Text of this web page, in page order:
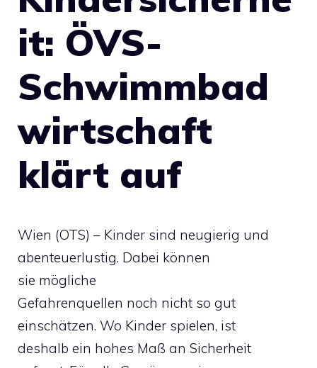
it: ÖVS-
Schwimmbad
wirtschaft
klärt auf
Wien (OTS) – Kinder sind neugierig und
abenteuerlustig. Dabei können
sie mögliche
Gefahrenquellen noch nicht so gut
einschätzen. Wo Kinder spielen, ist
deshalb ein hohes Maß an Sicherheit